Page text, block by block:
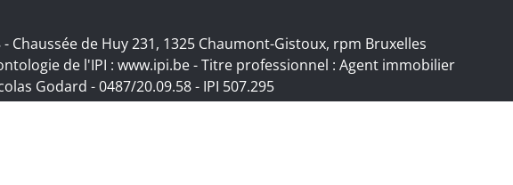
de Huy 231, 1325 Chaumont-Gistoux, rpm Bruxelles
de l'IPI : www.ipi.be- Titre professionnel : Agent immobilier
Godard -0487/20.09.58- IPI 507.295